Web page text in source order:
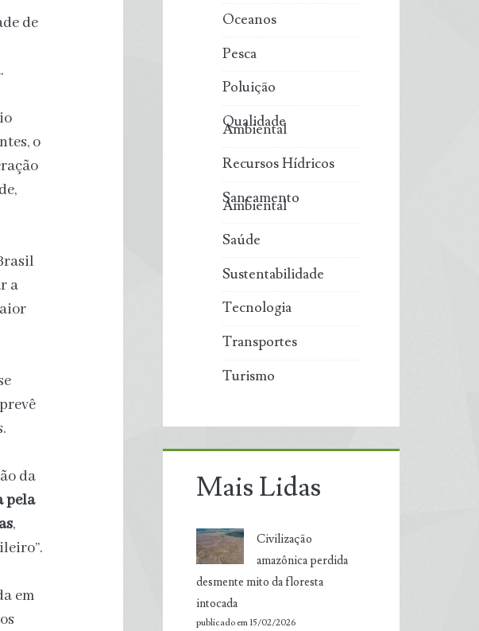
de
o
a
da
pela
,
em
Oceanos
Pesca
Poluição
Qualidade
Ambiental
Recursos Hídricos
Saneamento
Ambiental
Saúde
Sustentabilidade
Tecnologia
Transportes
Turismo
Mais Lidas
Civilização
amazônica perdida
desmente mito da floresta
intocada
publicado em 15/02/2026